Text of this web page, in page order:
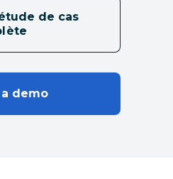
de cas
demo